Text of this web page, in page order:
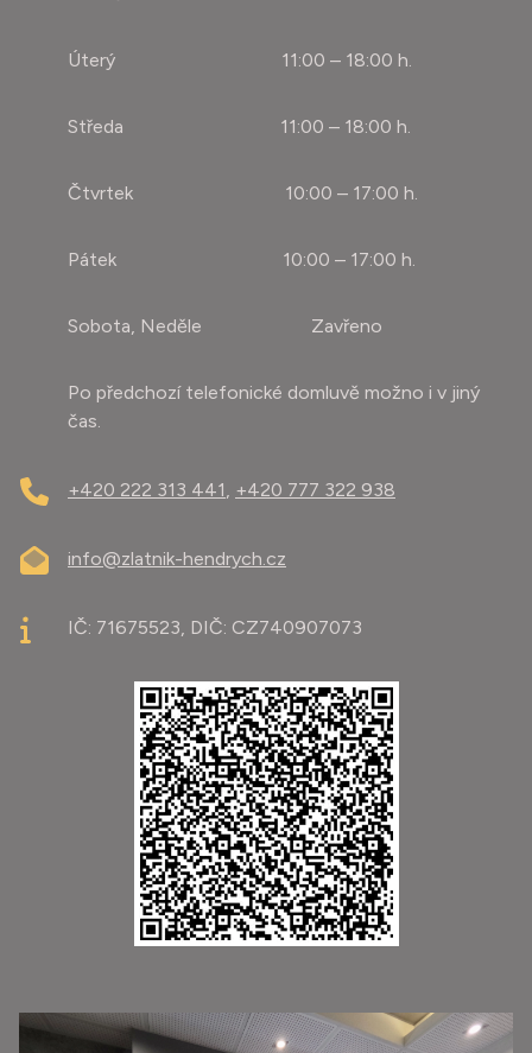
Úterý 11:00 – 18:00 h.
Středa 11:00 – 18:00 h.
Čtvrtek 10:00 – 17:00 h.
Pátek 10:00 – 17:00 h.
Sobota, Neděle Zavřeno
Po předchozí telefonické domluvě možno i v jiný
čas.
+420 222 313 441, +420 777 322 938
info@zlatnik-hendrych.cz
IČ: 71675523, DIČ: CZ740907073